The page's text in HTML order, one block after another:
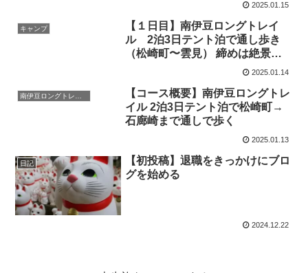
2025.01.15
キャンプ
【１日目】南伊豆ロングトレイ
ル 2泊3日テント泊で通し歩き
（松崎町〜雲見） 締めは絶景風
2025.01.14
【コース概要】南伊豆ロングトレ
イル 2泊3日テント泊で松崎町→
石廊崎まで通しで歩く
2025.01.13
日記
【初投稿】退職をきっかけにブロ
グを始める
2024.12.22